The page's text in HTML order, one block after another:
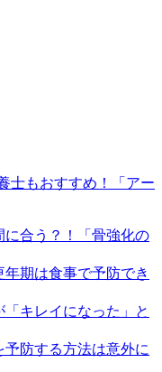
士もおすすめ！「アー
に合う？！「骨強化の
年期は食事で予防でき
キレイになった」と
予防する方法は意外に